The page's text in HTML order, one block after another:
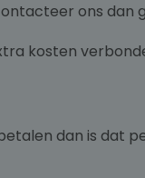
ons dan
kosten
dan is dat